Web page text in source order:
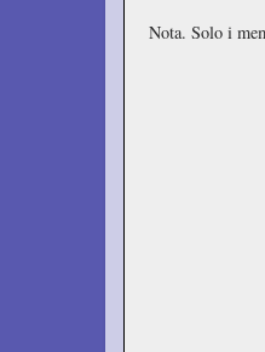
Nota. Solo i